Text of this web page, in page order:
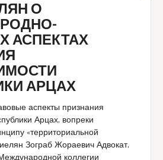
О
АСПЕКТАХ
АРЦАХ
аспекты признания
Арцах, вопреки
«территориальной
Зограб Жораевич Адвокат,
коллегии